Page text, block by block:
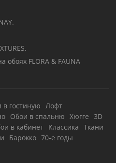
FLORA & FAUNA
в гостиную Лофт
Обои в спальню Хюгге
3D
в кабинет Классика Ткани
Барокко 70-е годы